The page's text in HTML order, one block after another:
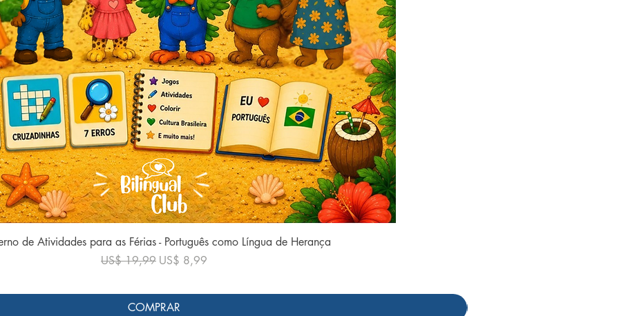
Visualização rápida
de Atividades para as Férias - Português como Língua de Herança
Preço normal
US$ 19,99 Preço promocional
US$ 8,99
COMPRAR